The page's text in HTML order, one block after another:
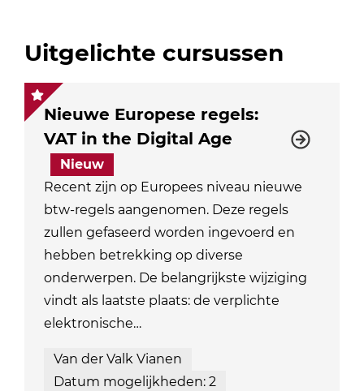
Uitgelichte cursussen
Nieuwe Europese regels:
VAT in the Digital Age
Nieuw
Recent zijn op Europees niveau nieuwe
btw-regels aangenomen. Deze regels
zullen gefaseerd worden ingevoerd en
hebben betrekking op diverse
onderwerpen. De belangrijkste wijziging
vindt als laatste plaats: de verplichte
elektronische…
Van der Valk Vianen
Datum mogelijkheden: 2